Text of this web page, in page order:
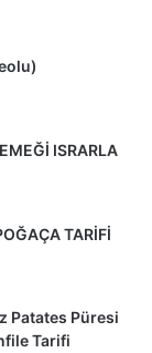
ISRARLA
TARİFİ
Patates Püresi
Tarifi